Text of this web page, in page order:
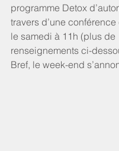
programme Detox
travers d’une
le samedi à 11h (plus de
renseignements ci-
Bref, le week-end